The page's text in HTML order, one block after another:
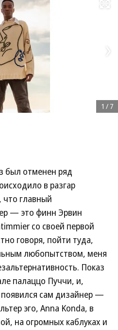
1 / 7
был отменен ряд
в разгар
что главный
— это финн Эрвин
со своей первой
говоря, пойти туда,
любопытством, меня
Показ
палаццо Пуччи, и,
появился сам дизайнер —
эго, Anna Konda, в
на огромных каблуках и